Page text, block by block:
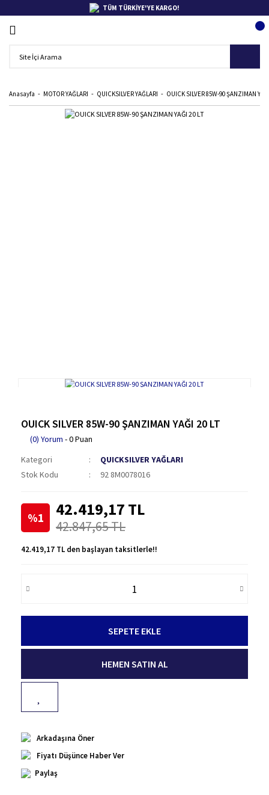
TÜM TÜRKİYE'YE KARGO!
Anasayfa MOTOR YAĞLARI QUICKSILVER YAĞLARI OUICK SILVER 85W-90 ŞANZIMAN
OUICK SILVER 85W-90 ŞANZIMAN YAĞI 20 LT
(0) Yorum - 0 Puan
Kategori
QUICKSILVER YAĞLARI
Stok Kodu
92 8M0078016
%1 42.419,17 TL
42.847,65 TL
42.419,17 TL den başlayan taksitlerle!!
SEPETE EKLE
HEMEN SATIN AL
Arkadaşına Öner
Fiyatı Düşünce Haber Ver
Paylaş